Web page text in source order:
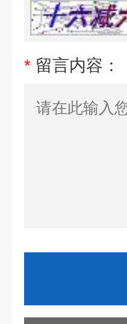
* 留言内容：